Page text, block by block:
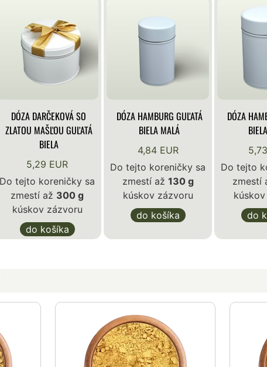
DÓZA DARČEKOVÁ SO
ZLATOU MAŠĽOU GUĽATÁ
BIELA
5,29 EUR
Do tejto koreničky sa
zmestí až 300 g
kúskov zázvoru
do košíka
DÓZA HAMBURG GUĽATÁ
BIELA MALÁ
4,84 EUR
Do tejto koreničky sa
zmestí až 130 g
kúskov zázvoru
do košíka
DÓZA
Do tejto
zmestí
do